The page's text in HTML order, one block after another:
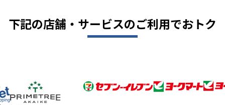
下記の店舗・サービスのご利用でおトク